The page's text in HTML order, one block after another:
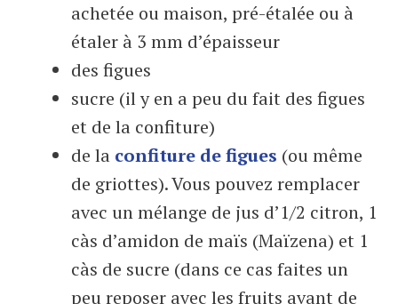
achetée ou maison, pré-étalée ou à
étaler à 3 mm d’épaisseur
des figues
sucre (il y en a peu du fait des figues
et de la confiture)
de la confiture de figues (ou même
de griottes). Vous pouvez remplacer
avec un mélange de jus d’1/2 citron, 1
càs d’amidon de maïs (Maïzena) et 1
càs de sucre (dans ce cas faites un
peu reposer avec les fruits avant de